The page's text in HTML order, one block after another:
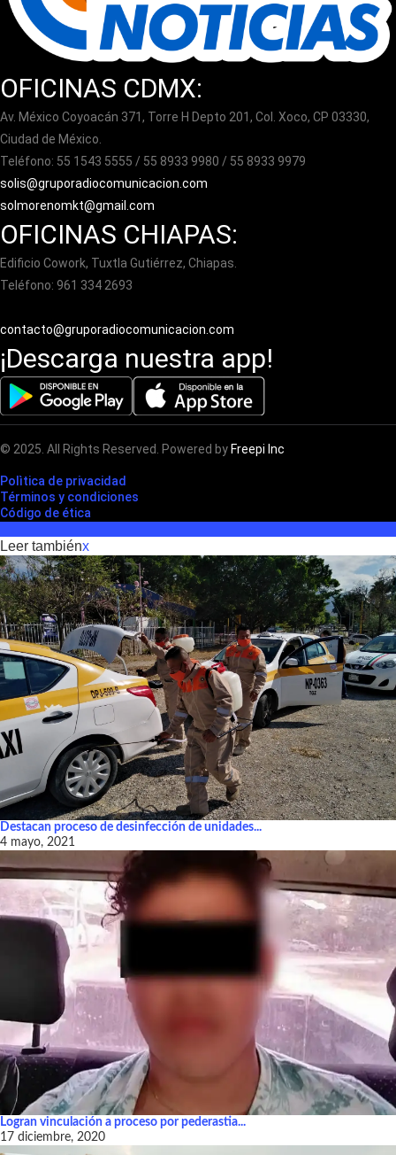
OFICINAS CDMX:
Av. México Coyoacán 371, Torre H Depto 201, Col. Xoco, CP 03330,
Ciudad de México.
Teléfono: 55 1543 5555 / 55 8933 9980 / 55 8933 9979
solis@gruporadiocomunicacion.com
solmorenomkt@gmail.com
OFICINAS CHIAPAS:
Edificio Cowork, Tuxtla Gutiérrez, Chiapas.
Teléfono: 961 334 2693
contacto@gruporadiocomunicacion.com
¡Descarga nuestra app!
© 2025. All Rights Reserved. Powered by Freepi Inc
Polìtica de privacidad
Términos y condiciones
Código de ética
Leer tambiénx
Destacan proceso de desinfección de unidades...
4 mayo, 2021
Logran vinculación a proceso por pederastia...
17 diciembre, 2020